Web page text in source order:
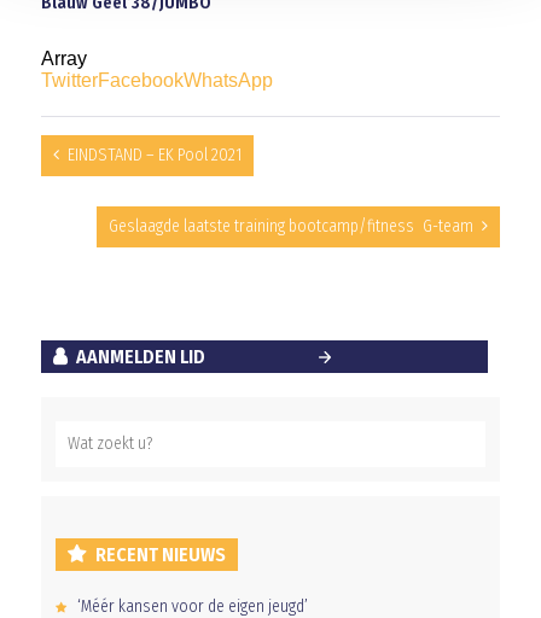
Array
TwitterFacebookWhatsApp
EINDSTAND – EK Pool 2021
Geslaagde laatste training bootcamp/fitness G-team
AANMELDEN LID
RECENT NIEUWS
‘Méér kansen voor de eigen jeugd’